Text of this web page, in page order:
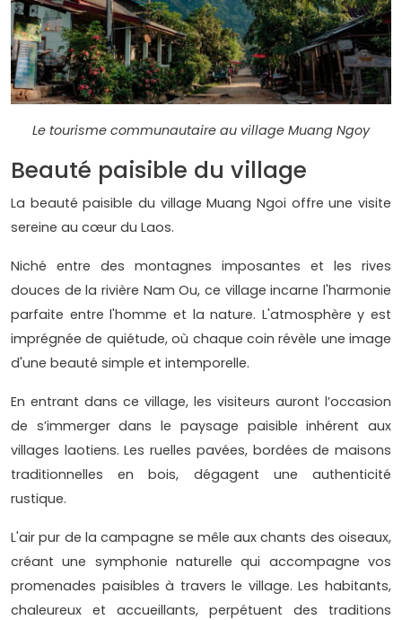
Le tourisme communautaire au village Muang Ngoy
Beauté paisible du village
La beauté paisible du village Muang Ngoi offre une visite
sereine au cœur du Laos.
Niché entre des montagnes imposantes et les rives
douces de la rivière Nam Ou, ce village incarne l'harmonie
parfaite entre l'homme et la nature. L'atmosphère y est
imprégnée de quiétude, où chaque coin révèle une image
d'une beauté simple et intemporelle.
En entrant dans ce village, les visiteurs auront l’occasion
de s’immerger dans le paysage paisible inhérent aux
villages laotiens. Les ruelles pavées, bordées de maisons
traditionnelles en bois, dégagent une authenticité
rustique.
L'air pur de la campagne se mêle aux chants des oiseaux,
créant une symphonie naturelle qui accompagne vos
promenades paisibles à travers le village. Les habitants,
chaleureux et accueillants, perpétuent des traditions